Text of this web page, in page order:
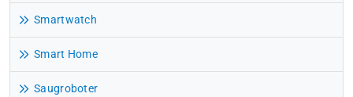
Smartwatch
Smart Home
Saugroboter